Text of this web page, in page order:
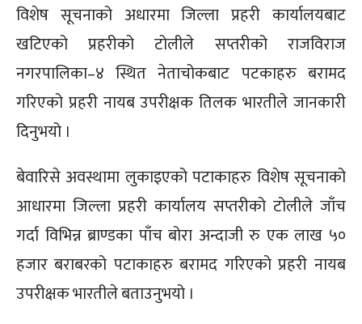
विशेष सूचनाको अधारमा जिल्ला प्रहरी कार्यालयबाट
खटिएको प्रहरीको टोलीले सप्तरीको राजविराज
नगरपालिका–४ स्थित नेताचोकबाट पटकाहरु बरामद
गरिएको प्रहरी नायब उपरीक्षक तिलक भारतीले जानकारी
दिनुभयो ।
बेवारिसे अवस्थामा लुकाइएको पटाकाहरु विशेष सूचनाको
आधारमा जिल्ला प्रहरी कार्यालय सप्तरीको टोलीले जाँच
गर्दा विभिन्न ब्राण्डका पाँच बोरा अन्दाजी रु एक लाख ५०
हजार बराबरको पटाकाहरु बरामद गरिएको प्रहरी नायब
उपरीक्षक भारतीले बताउनुभयो ।